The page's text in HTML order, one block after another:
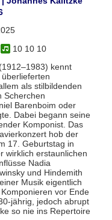
10 10 10
kennt
als stilbildenden
Scherchen
Barenboim oder
Dabei begann seine
Komponist. Das
hob der
17. Geburtstag in
wirklich erstaunlichen
Nadia
und Hindemith
Musik eigentlich
vor Ende
jährig, jedoch abrupt
so nie ins Repertoire